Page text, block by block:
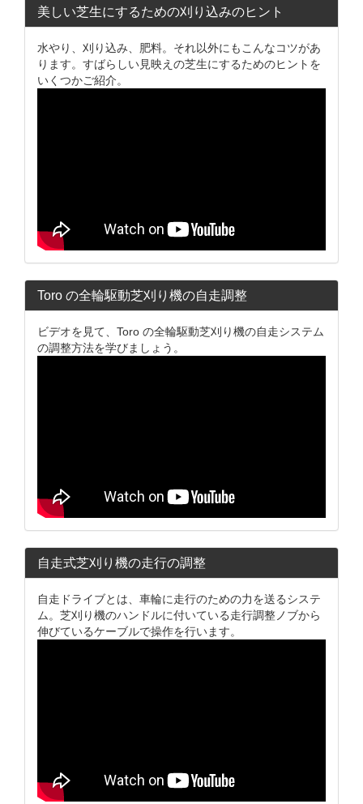
美しい芝生にするための刈り込みのヒント
水やり、刈り込み、肥料。それ以外にもこんなコツがあ
ります。すばらしい見映えの芝生にするためのヒントを
いくつかご紹介。
Toro の全輪駆動芝刈り機の自走調整
ビデオを見て、Toro の全輪駆動芝刈り機の自走システム
の調整方法を学びましょう。
自走式芝刈り機の走行の調整
自走ドライブとは、車輪に走行のための力を送るシステ
ム。芝刈り機のハンドルに付いている走行調整ノブから
伸びているケーブルで操作を行います。